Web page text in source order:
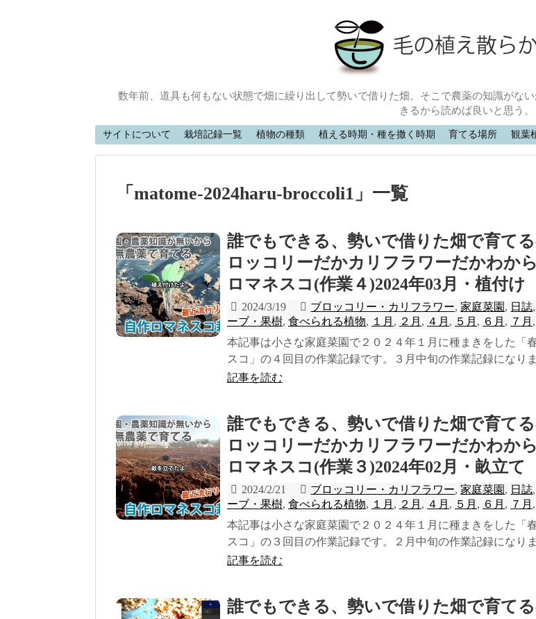
数年前、道具も何もない状態で畑に繰り出して勢いで借りた畑。そこで農薬の知識がな
きるから読めば良いと思う。
サイトについて 栽培記録一覧 植物の種類 植える時期・種を撒く時期 育てる場所 観葉
「 matome-2024haru-broccoli1 」 一覧
誰でもできる、勢いで借りた畑で育て
ロッコリーだかカリフラワーだかわか
ロマネスコ(作業４)2024年03月・植付け
2024/3/19 ブロッコリー・カリフラワー,家庭菜園 , 日誌,
ーブ・果樹, 食べられる植物, １月 , ２月 , ４月 , ５月 , ６月 , ７月 ,
本記事は小さな家庭菜園で２０２４年１月に種まきをした「
スコ」の４回目の作業記録です。３月中旬の作業記録になり
記事を読む
誰でもできる、勢いで借りた畑で育て
ロッコリーだかカリフラワーだかわか
ロマネスコ(作業３)2024年02月・畝立て
2024/2/21 ブロッコリー・カリフラワー,家庭菜園 , 日誌,
ーブ・果樹, 食べられる植物, １月 , ２月 , ４月 , ５月 , ６月 , ７月 ,
本記事は小さな家庭菜園で２０２４年１月に種まきをした「
スコ」の３回目の作業記録です。２月中旬の作業記録になり
記事を読む
誰でもできる、勢いで借りた畑で育て